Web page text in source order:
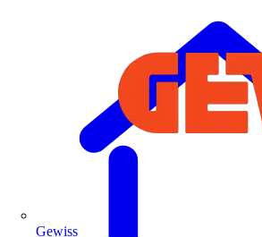
Gewiss